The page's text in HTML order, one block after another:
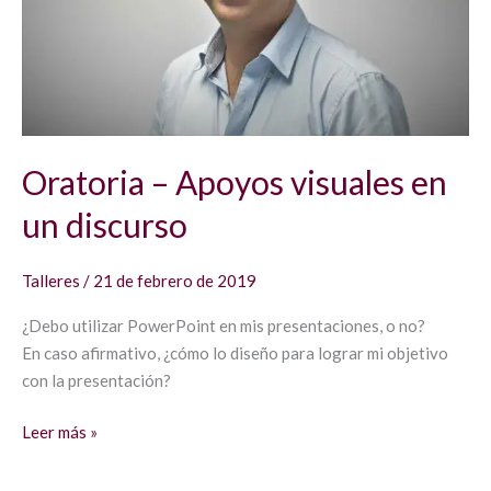
Oratoria – Apoyos visuales en
un discurso
Talleres / 21 de febrero de 2019
¿Debo utilizar PowerPoint en mis presentaciones, o no?
En caso afirmativo, ¿cómo lo diseño para lograr mi objetivo
con la presentación?
Leer más »